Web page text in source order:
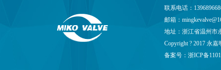
联系电话：
邮箱：
地址：浙江省温州市
Copyright ? 2017 永
备案号： 浙ICP备